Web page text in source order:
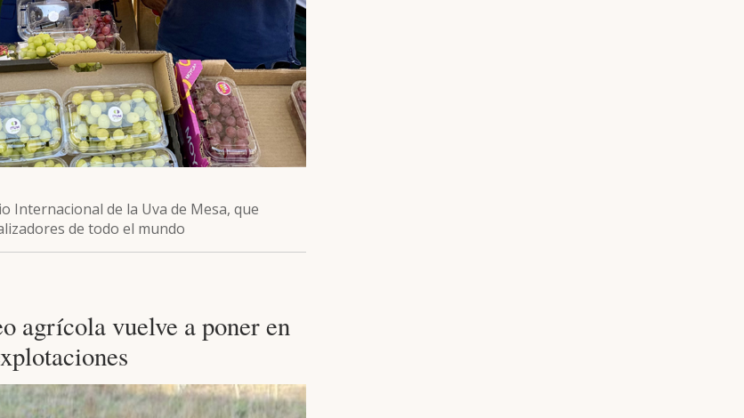
Internacional de la Uva de Mesa, que
de todo el mundo
agrícola vuelve a poner en